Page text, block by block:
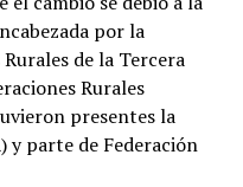
por la
de la Tercera
Rurales
presentes la
y parte de Federación